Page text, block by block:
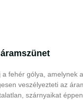
a fehér gólya, amelynek
veszélyezteti az
szárnyaikat